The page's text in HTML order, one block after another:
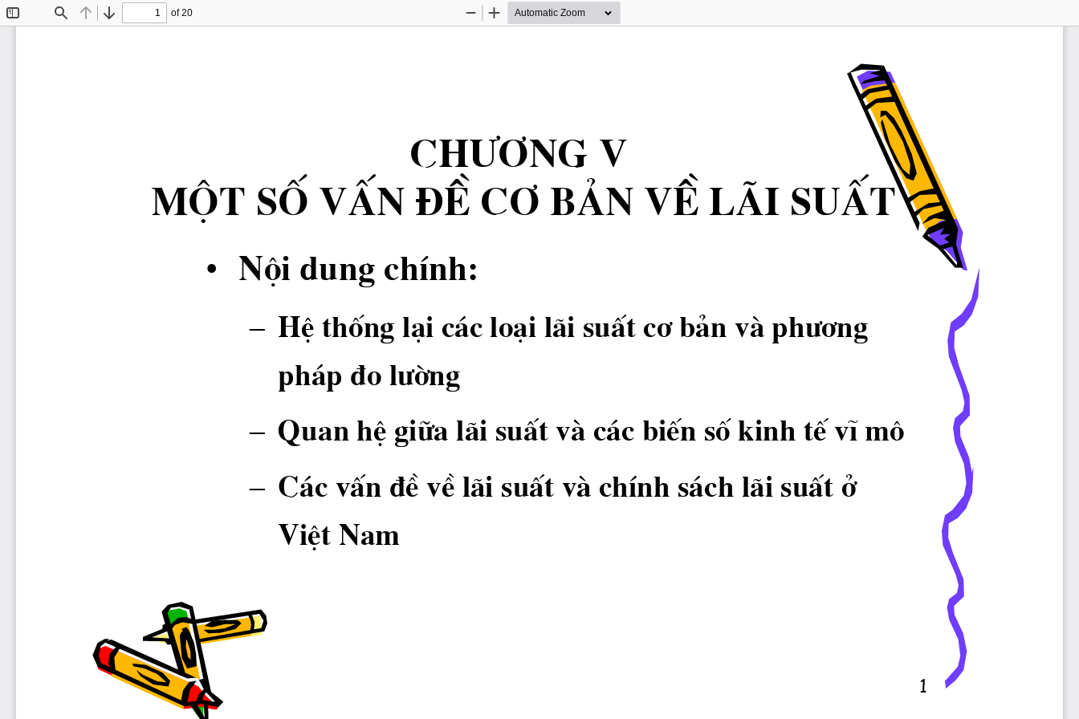
Find Previous
Next
of 20
Zoom
Zoom
1
Ch −¬ ng  V
mét sè vÊn ®Ò c¬ b¶n vÒ li suÊt
• Néi dung chÝnh:
– HÖ thèng l¹i c ̧c lo¹i l·i suÊt c¬ b¶n vμ ph−¬ng
ph ̧p ®o l−êng
– Quan hÖ gi÷a l·i suÊt vμ c ̧c biÕn sè kinh tÕ vÜ m«
– C ̧c vÊn ®Ò vÒ l·i suÊt vμ chÝnh s ̧ch l·i suÊt ë
ViÖt Nam